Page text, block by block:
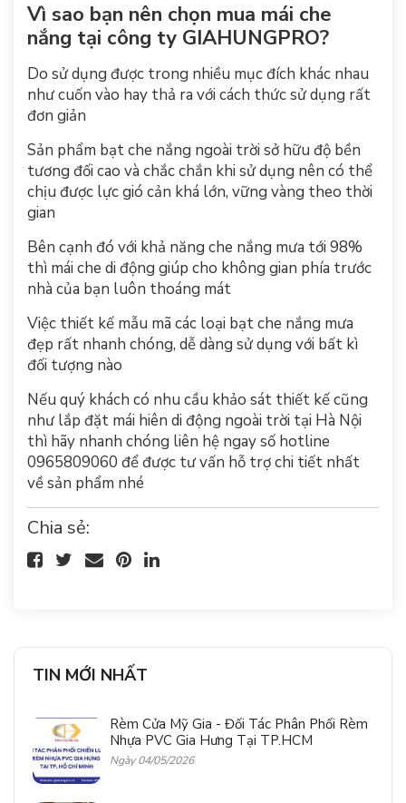
Vì sao bạn nên chọn mua mái che
nắng tại công ty GIAHUNGPRO?
Do sử dụng được trong nhiều mục đích khác nhau
như cuốn vào hay thả ra với cách thức sử dụng rất
đơn giản
Sản phẩm bạt che nắng ngoài trời sở hữu độ bền
tương đối cao và chắc chắn khi sử dụng nên có thể
chịu được lực gió cản khá lớn, vững vàng theo thời
gian
Bên cạnh đó với khả năng che nắng mưa tới 98%
thì mái che di động giúp cho không gian phía trước
nhà của bạn luôn thoáng mát
Việc thiết kế mẫu mã các loại bạt che nắng mưa
đẹp rất nhanh chóng, dễ dàng sử dụng với bất kì
đối tượng nào
Nếu quý khách có nhu cầu khảo sát thiết kế cũng
như lắp đặt mái hiên di động ngoài trời tại Hà Nội
thì hãy nhanh chóng liên hệ ngay số hotline
0965809060 để được tư vấn hỗ trợ chi tiết nhất
về sản phẩm nhé
Chia sẻ:
TIN MỚI NHẤT
Rèm Cửa Mỹ Gia - Đối Tác Phân Phối Rèm
Nhựa PVC Gia Hưng Tại TP.HCM
Ngày 04/05/2026